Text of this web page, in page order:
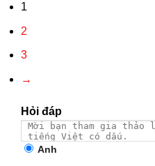
1
2
3
→
Hỏi đáp
Anh